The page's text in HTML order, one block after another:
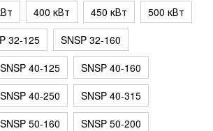
400 кВт 450 кВт
500 кВт
32-125
SNSP 32-160
SNSP 40-125
SNSP 40-160
SNSP 40-250
SNSP 40-315
SNSP 50-160
SNSP 50-200